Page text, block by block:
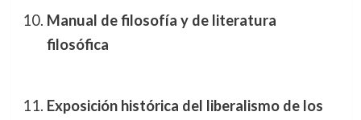
Manual de filosofía y de literatura
filosófica
Exposición histórica del liberalismo de los